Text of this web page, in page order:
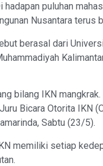
hadapan puluhan
Nusantara
berasal dari
bilang IKN
Bicara Otorita IKN
Sabtu (23/5).
memiliki setiap